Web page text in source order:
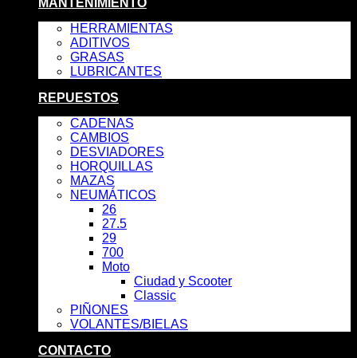
MANTENIMIENTO
HERRAMIENTAS
ADITIVOS
GRASAS
LUBRICANTES
REPUESTOS
CADENAS
CAMBIOS
DESVIADORES
HORQUILLAS
MAZAS
NEUMÁTICOS
26
27.5
29
700
Moto
Ciudad y Scooter
Classic
PIÑONES
VOLANTES/BIELAS
CONTACTO